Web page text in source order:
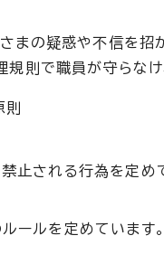
まの疑惑や不信を
規則で職員が守らな
止される行為を定め
ールを定めています。